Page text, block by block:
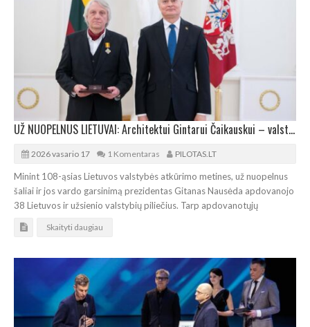
UŽ NUOPELNUS LIETUVAI: Architektui Gintarui Čaikauskui – valstybinis apdovanojimas
2026 vasario 17 1 Komentaras PILOTAS.LT
Minint 108-ąsias Lietuvos valstybės atkūrimo metines, už nuopelnus
šaliai ir jos vardo garsinimą prezidentas Gitanas Nausėda apdovanojo
38 Lietuvos ir užsienio valstybių piliečius. Tarp apdovanotųjų
Skaityti daugiau